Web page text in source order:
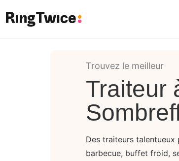
Trouvez le meilleur
Traiteur
Des traiteurs talentueux
barbecue, buffet froid,